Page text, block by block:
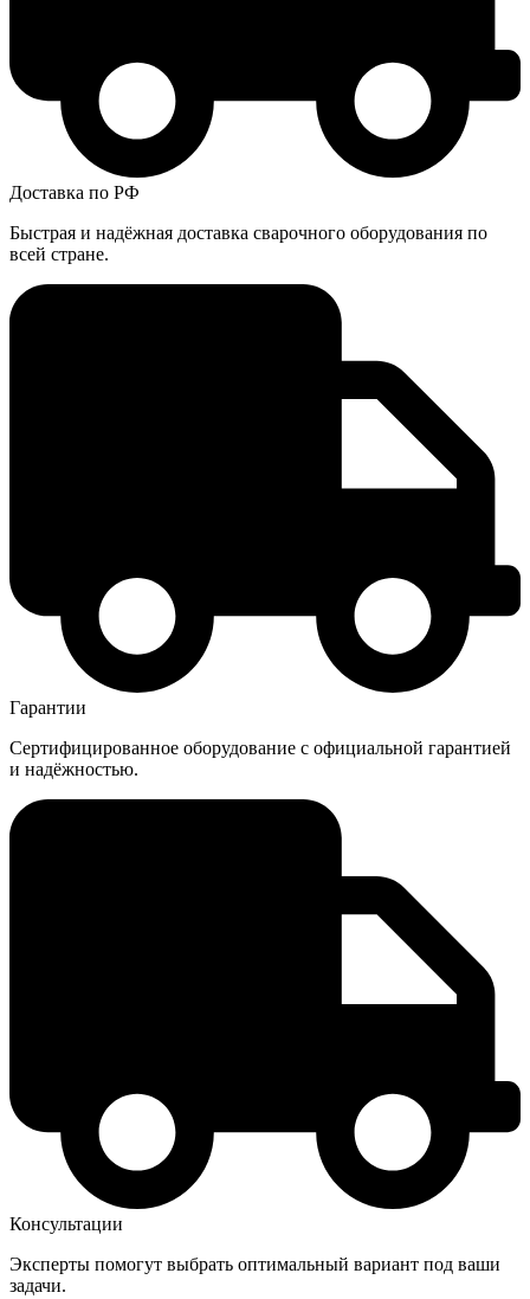
Доставка по РФ
Быстрая и надёжная доставка сварочного оборудования по
всей стране.
Гарантии
Сертифицированное оборудование с официальной гарантией
и надёжностью.
Консультации
Эксперты помогут выбрать оптимальный вариант под ваши
задачи.